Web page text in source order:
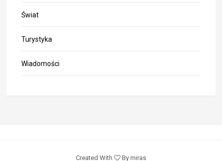
Świat
Turystyka
Wiadomości
Created With By miras